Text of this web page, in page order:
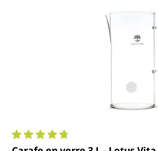
Note moyenne de 4.7 sur 5 étoiles